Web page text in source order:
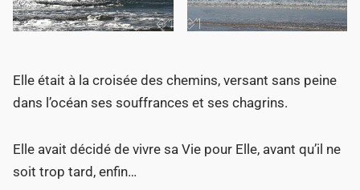
Elle était à la croisée des chemins, versant sans peine
dans l’océan ses souffrances et ses chagrins.
Elle avait décidé de vivre sa Vie pour Elle, avant qu’il ne
soit trop tard, enfin…